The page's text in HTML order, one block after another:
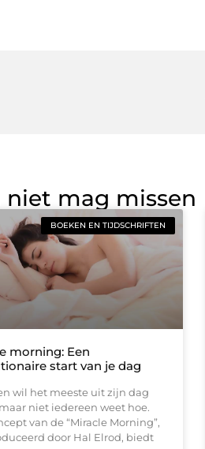
niet mag missen
BOEKEN EN TIJDSCHRIFTEN
morning: Een
start van je dag
wil het meeste uit zijn dag
niet iedereen weet hoe.
van de “Miracle Morning”,
door Hal Elrod, biedt